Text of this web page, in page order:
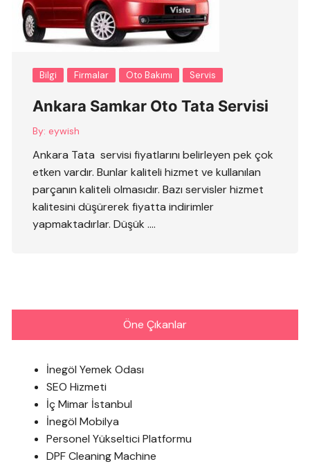
Bilgi Firmalar Oto Bakımı Servis
Ankara Samkar Oto Tata Servisi
By: eywish
Ankara Tata servisi fiyatlarını belirleyen pek çok
etken vardır. Bunlar kaliteli hizmet ve kullanılan
parçanın kaliteli olmasıdır. Bazı servisler hizmet
kalitesini düşürerek fiyatta indirimler
yapmaktadırlar. Düşük ….
Öne Çıkanlar
İnegöl Yemek Odası
SEO Hizmeti
İç Mimar İstanbul
İnegöl Mobilya
Personel Yükseltici Platformu
DPF Cleaning Machine